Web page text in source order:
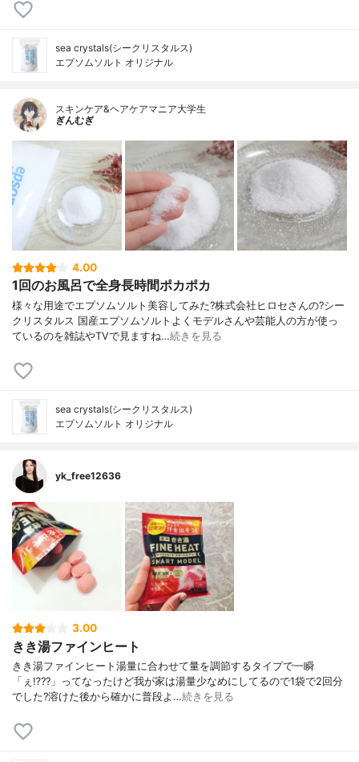
sea crystals(シークリスタルス)
エプソムソルト オリジナル
スキンケア&ヘアケアマニア大学生
ぎんむぎ
4.00
1回のお風呂で全身長時間ポカポカ
様々な用途でエプソムソルト美容してみた?株式会社ヒロセさんの?シー
クリスタルス 国産エプソムソルトよくモデルさんや芸能人の方が使っ
ているのを雑誌やTVで見ますね…続きを見る
sea crystals(シークリスタルス)
エプソムソルト オリジナル
yk_free12636
3.00
きき湯ファインヒート
きき湯ファインヒート湯量に合わせて量を調節するタイプで一瞬
「ぇ⁉️??」ってなったけど我が家は湯量少なめにしてるので1袋で2回分
でした?溶けた後から確かに普段よ…続きを見る